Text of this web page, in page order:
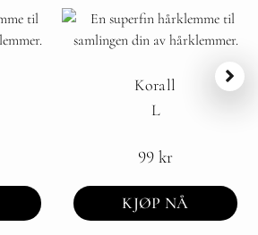
Korall
L
99 kr
KJØP NÅ